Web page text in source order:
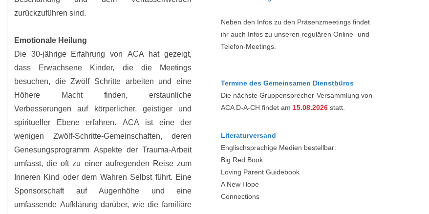
zurückzuführen sind.
Emotionale Heilung
Die 30-jährige Erfahrung von ACA hat gezeigt,
dass Erwachsene Kinder, die die Meetings
besuchen, die Zwölf Schritte arbeiten und eine
Höhere Macht finden, erstaunliche
Verbesserungen auf körperlicher, geistiger und
spiritueller Ebene erfahren. ACA ist eine der
wenigen Zwölf-Schritte-Gemeinschaften, deren
Genesungsprogramm Aspekte der Trauma-Arbeit
umfasst, die oft zu einer aufregenden Reise zum
Inneren Kind oder dem Wahren Selbst führt. Eine
Sponsorschaft auf Augenhöhe und eine
umfassende Aufklärung darüber, wie die familiäre
Neben den Infos zu den Präsenzmeetings findet
ihr auch Infos zu unseren regulären Online- und
Telefon-Meetings.
Termine des Gemeinsamen Dienstbüros
Die nächste Gruppensprecher-Versammlung von
ACA D-A-CH findet am 15.08.2026 statt.
Literaturversand
Englischsprachige Medien bestellbar:
Big Red Book
Loving Parent Guidebook
A New Hope
Connections